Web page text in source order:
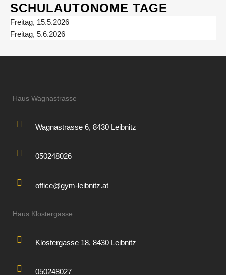
SCHULAUTONOME TAGE
Freitag, 15.5.2026
Freitag, 5.6.2026
Haus Wagnastrasse
Wagnastrasse 6, 8430 Leibnitz
050248026
office@gym-leibnitz.at
Haus Klostergasse
Klostergasse 18, 8430 Leibnitz
050248027